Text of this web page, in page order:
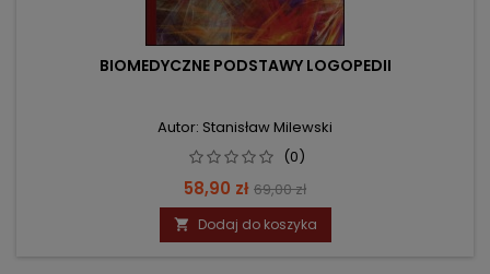
BIOMEDYCZNE PODSTAWY LOGOPEDII
Autor: Stanisław Milewski
(0)
Cena
58,90 zł Cena
podstawowa
69,00 zł
 Dodaj do koszyka